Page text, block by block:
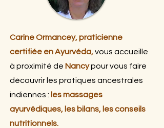
Carine Ormancey, praticienne
certifiée en Ayurvéda,vous accueille
à proximité de Nancypour vous faire
découvrir les pratiques ancestrales
indiennes : les massages
ayurvédiques, les bilans, les conseils
nutritionnels.